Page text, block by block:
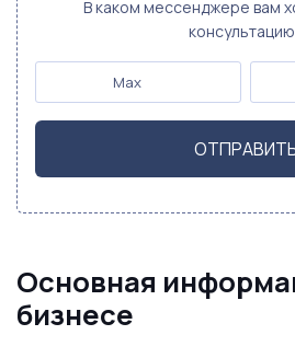
В каком мессенджере вам
Max
Основная
бизнесе